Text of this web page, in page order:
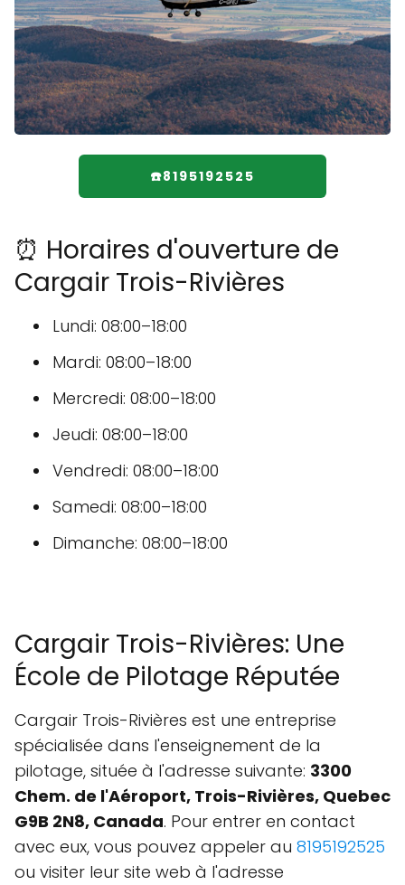
☎️8195192525
⏰ Horaires d'ouverture de
Cargair Trois-Rivières
Lundi: 08:00–18:00
Mardi: 08:00–18:00
Mercredi: 08:00–18:00
Jeudi: 08:00–18:00
Vendredi: 08:00–18:00
Samedi: 08:00–18:00
Dimanche: 08:00–18:00
Cargair Trois-Rivières: Une
École de Pilotage Réputée
Cargair Trois-Rivières est une entreprise
spécialisée dans l'enseignement de la
pilotage, située à l'adresse suivante: 3300
Chem. de l'Aéroport, Trois-Rivières, Quebec
G9B 2N8, Canada. Pour entrer en contact
avec eux, vous pouvez appeler au 8195192525
ou visiter leur site web à l'adresse